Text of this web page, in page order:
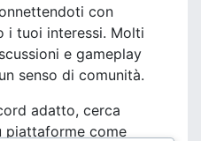
con
i tuoi interessi. Molti
e gameplay
senso di comunità.
adatto, cerca
piattaforme come